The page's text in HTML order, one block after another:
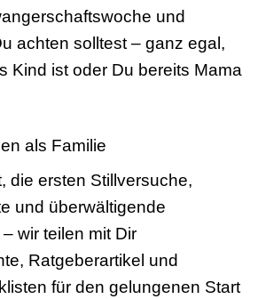
und
achten solltest – ganz egal,
Kind ist oder Du bereits Mama
als Familie
die ersten Stillversuche,
und überwältigende
wir teilen mit Dir
Ratgeberartikel und
für den gelungenen Start